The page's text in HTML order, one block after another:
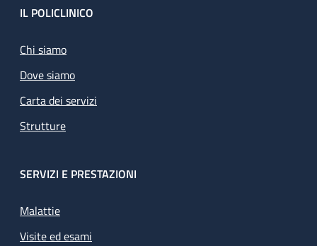
Footer
IL POLICLINICO
Chi siamo
Dove siamo
Carta dei servizi
Strutture
SERVIZI E PRESTAZIONI
Malattie
Visite ed esami